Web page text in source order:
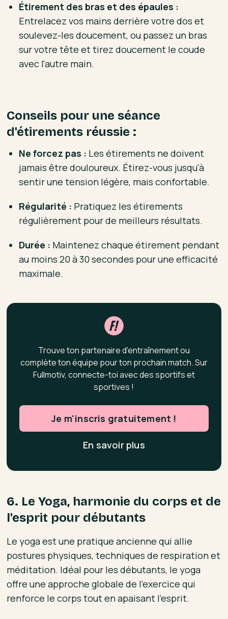
Étirement des bras et des épaules :
Entrelacez vos mains derrière votre dos et
soulevez-les doucement, ou passez un bras
sur votre tête et tirez doucement le coude
avec l'autre main.
Conseils pour une séance
d'étirements réussie :
Ne forcez pas : Les étirements ne doivent
jamais être douloureux. Étirez-vous jusqu'à
sentir une tension légère, mais confortable.
Régularité : Pratiquez les étirements
régulièrement pour de meilleurs résultats.
Durée : Maintenez chaque étirement pendant
au moins 20 à 30 secondes pour une efficacité
maximale.
Trouve ton partenaire d'entraînement ou
complète ton équipe pour ton prochain match. Sur
Fullmotiv, connecte-toi avec des sportifs et
sportives !
Je m'inscris gratuitement !
En savoir plus
6. Le Yoga, harmonie du corps et de
l'esprit pour débutants
Le yoga est une pratique ancienne qui allie
postures physiques, techniques de respiration et
méditation. Idéal pour les débutants, le yoga
offre une approche globale de l'exercice qui
renforce le corps tout en apaisant l'esprit.